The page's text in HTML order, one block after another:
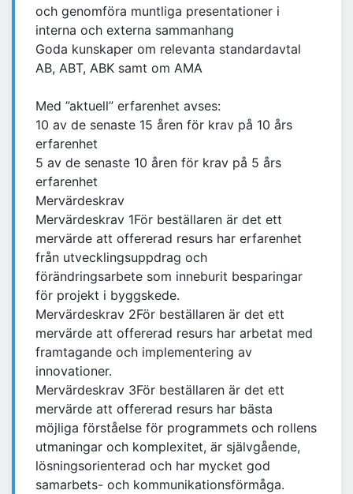
och genomföra muntliga presentationer i
interna och externa sammanhang
Goda kunskaper om relevanta standardavtal
AB, ABT, ABK samt om AMA
Med ”aktuell” erfarenhet avses:
10 av de senaste 15 åren för krav på 10 års
erfarenhet
5 av de senaste 10 åren för krav på 5 års
erfarenhet
Mervärdeskrav
Mervärdeskrav 1För beställaren är det ett
mervärde att offererad resurs har erfarenhet
från utvecklingsuppdrag och
förändringsarbete som inneburit besparingar
för projekt i byggskede.
Mervärdeskrav 2För beställaren är det ett
mervärde att offererad resurs har arbetat med
framtagande och implementering av
innovationer.
Mervärdeskrav 3För beställaren är det ett
mervärde att offererad resurs har bästa
möjliga förståelse för programmets och rollens
utmaningar och komplexitet, är självgående,
lösningsorienterad och har mycket god
samarbets- och kommunikationsförmåga.